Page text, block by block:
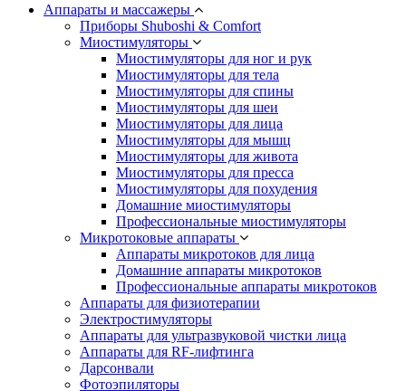
Аппараты и массажеры
Приборы Shuboshi & Comfort
Миостимуляторы
Миостимуляторы для ног и рук
Миостимуляторы для тела
Миостимуляторы для спины
Миостимуляторы для шеи
Миостимуляторы для лица
Миостимуляторы для мышц
Миостимуляторы для живота
Миостимуляторы для пресса
Миостимуляторы для похудения
Домашние миостимуляторы
Профессиональные миостимуляторы
Микротоковые аппараты
Аппараты микротоков для лица
Домашние аппараты микротоков
Профессиональные аппараты микротоков
Аппараты для физиотерапии
Электростимуляторы
Аппараты для ультразвуковой чистки лица
Аппараты для RF-лифтинга
Дарсонвали
Фотоэпиляторы